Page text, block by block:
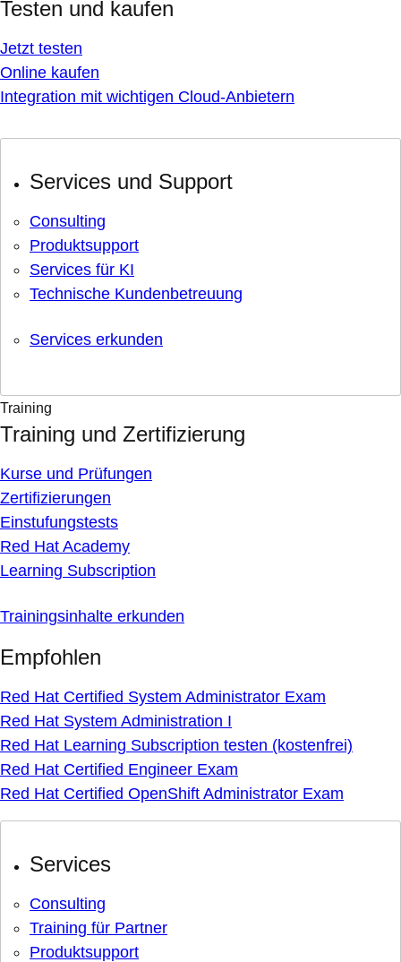
Testen und kaufen
Jetzt testen
Online kaufen
Integration mit wichtigen Cloud-Anbietern
Services und Support
Consulting
Produktsupport
Services für KI
Technische Kundenbetreuung
Services erkunden
Training
Training und Zertifizierung
Kurse und Prüfungen
Zertifizierungen
Einstufungstests
Red Hat Academy
Learning Subscription
Trainingsinhalte erkunden
Empfohlen
Red Hat Certified System Administrator Exam
Red Hat System Administration I
Red Hat Learning Subscription testen (kostenfrei)
Red Hat Certified Engineer Exam
Red Hat Certified OpenShift Administrator Exam
Services
Consulting
Training für Partner
Produktsupport